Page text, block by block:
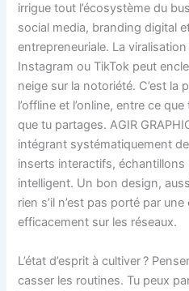
irrigue tout l’écosystème du
social media, branding digital
entrepreneuriale. La
Instagram ou TikTok peut
neige sur la notoriété. C’est la
l’offline et l’online, entre ce
que tu partages. AGIR
intégrant systématiquement
inserts interactifs,
intelligent. Un bon design,
rien s’il n’est pas porté par
efficacement sur les réseaux.
L’état d’esprit à cultiver ?
casser les routines. Tu peux